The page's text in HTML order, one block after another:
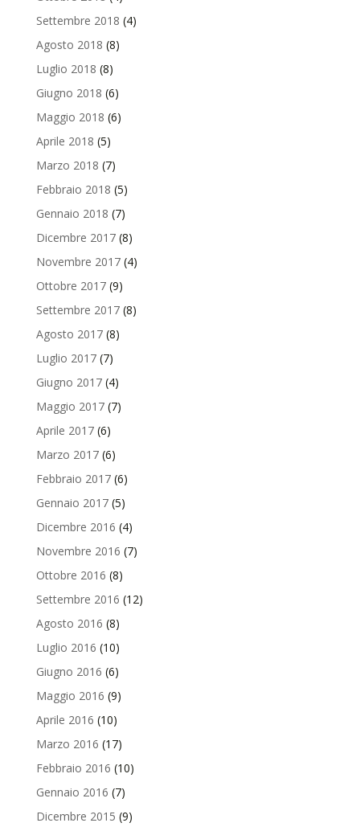
Settembre 2018 (4)
Agosto 2018 (8)
Luglio 2018 (8)
Giugno 2018 (6)
Maggio 2018 (6)
Aprile 2018 (5)
Marzo 2018 (7)
Febbraio 2018 (5)
Gennaio 2018 (7)
Dicembre 2017(8)
Novembre 2017(4)
Ottobre 2017(9)
Settembre 2017(8)
Agosto 2017(8)
Luglio 2017(7)
Giugno 2017(4)
Maggio 2017(7)
Aprile 2017(6)
Marzo 2017(6)
Febbraio 2017(6)
Gennaio 2017(5)
Dicembre 2016 (4)
Novembre 2016 (7)
Ottobre 2016 (8)
Settembre 2016 (12)
Agosto 2016 (8)
Luglio 2016 (10)
Giugno 2016 (6)
Maggio 2016 (9)
Aprile 2016 (10)
Marzo 2016 (17)
Febbraio 2016 (10)
Gennaio 2016 (7)
Dicembre 2015 (9)